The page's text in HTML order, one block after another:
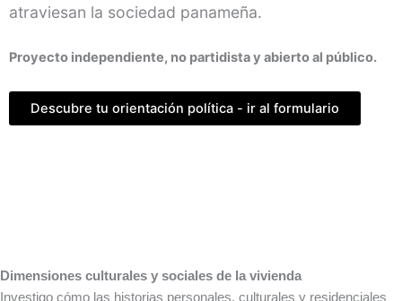
atraviesan la sociedad panameña.
Proyecto independiente, no partidista y abierto al público.
Descubre tu orientación política - ir al formulario
Dimensiones culturales y sociales de la vivienda
Investigo cómo las historias personales, culturales y residenciales